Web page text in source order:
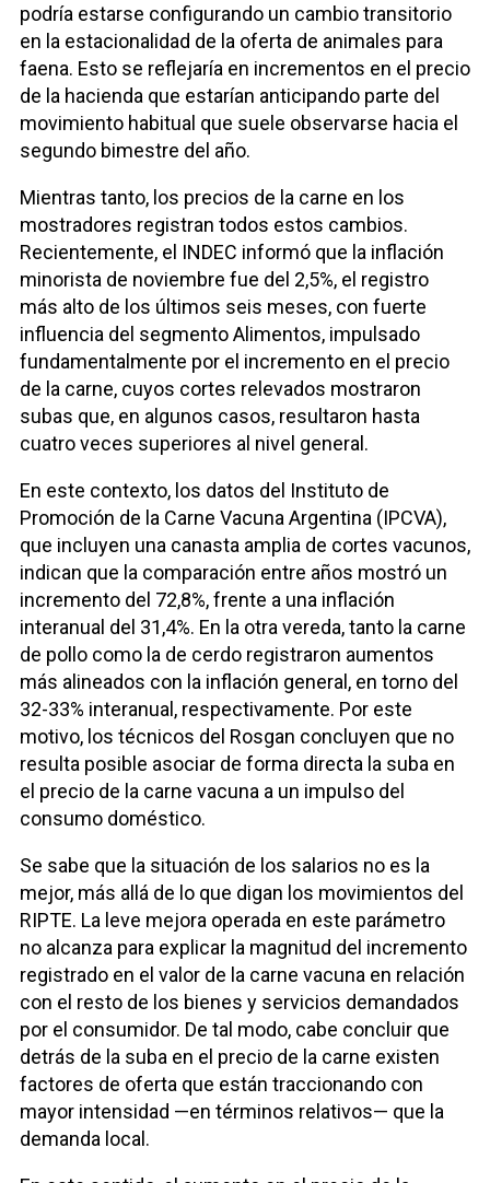
podría estarse configurando un cambio transitorio
en la estacionalidad de la oferta de animales para
faena. Esto se reflejaría en incrementos en el precio
de la hacienda que estarían anticipando parte del
movimiento habitual que suele observarse hacia el
segundo bimestre del año.
Mientras tanto, los precios de la carne en los
mostradores registran todos estos cambios.
Recientemente, el INDEC informó que la inflación
minorista de noviembre fue del 2,5%, el registro
más alto de los últimos seis meses, con fuerte
influencia del segmento Alimentos, impulsado
fundamentalmente por el incremento en el precio
de la carne, cuyos cortes relevados mostraron
subas que, en algunos casos, resultaron hasta
cuatro veces superiores al nivel general.
En este contexto, los datos del Instituto de
Promoción de la Carne Vacuna Argentina (IPCVA),
que incluyen una canasta amplia de cortes vacunos,
indican que la comparación entre años mostró un
incremento del 72,8%, frente a una inflación
interanual del 31,4%. En la otra vereda, tanto la carne
de pollo como la de cerdo registraron aumentos
más alineados con la inflación general, en torno del
32-33% interanual, respectivamente. Por este
motivo, los técnicos del Rosgan concluyen que no
resulta posible asociar de forma directa la suba en
el precio de la carne vacuna a un impulso del
consumo doméstico.
Se sabe que la situación de los salarios no es la
mejor, más allá de lo que digan los movimientos del
RIPTE. La leve mejora operada en este parámetro
no alcanza para explicar la magnitud del incremento
registrado en el valor de la carne vacuna en relación
con el resto de los bienes y servicios demandados
por el consumidor. De tal modo, cabe concluir que
detrás de la suba en el precio de la carne existen
factores de oferta que están traccionando con
mayor intensidad —en términos relativos— que la
demanda local.